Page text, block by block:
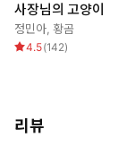
사장님의 고양이
정민아,황곰
4.5(142)
리뷰